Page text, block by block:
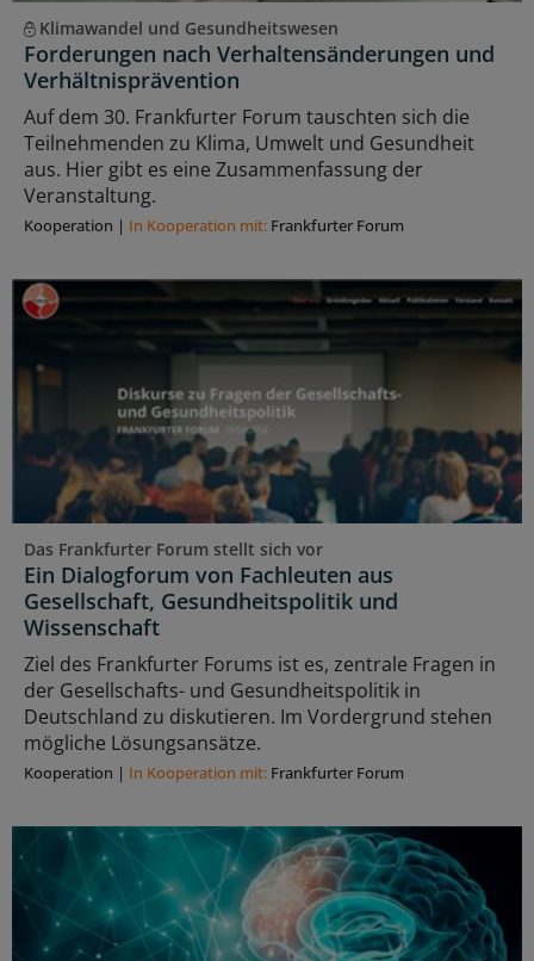
Klimawandel und Gesundheitswesen
Forderungen nach Verhaltensänderungen und
Verhältnisprävention
Auf dem 30. Frankfurter Forum tauschten sich die
Teilnehmenden zu Klima, Umwelt und Gesundheit
aus. Hier gibt es eine Zusammenfassung der
Veranstaltung.
Kooperation | In Kooperation mit: Frankfurter Forum
Das Frankfurter Forum stellt sich vor
Ein Dialogforum von Fachleuten aus
Gesellschaft, Gesundheitspolitik und
Wissenschaft
Ziel des Frankfurter Forums ist es, zentrale Fragen in
der Gesellschafts- und Gesundheitspolitik in
Deutschland zu diskutieren. Im Vordergrund stehen
mögliche Lösungsansätze.
Kooperation | In Kooperation mit: Frankfurter Forum